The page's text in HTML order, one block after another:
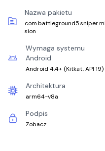
Nazwa pakietu
sion
Wymaga systemu
Android
Android 4.4+(Kitkat, API 19)
Architektura
arm64-v8a
Podpis
Zobacz